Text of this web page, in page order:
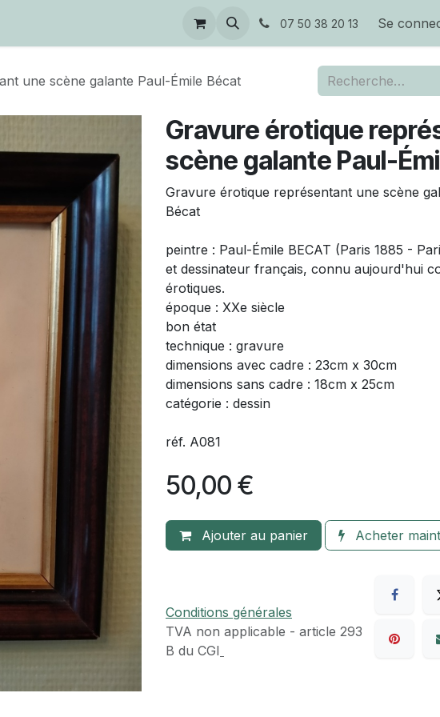
07 50 38 20 13 Se
une scène galante Paul-Émile Bécat
Gravure érotique
scène galante Paul-
Gravure érotique représentant une scène
Bécat
peintre : Paul-Émile BECAT (Paris 1885 -
et dessinateur français, connu aujourd'hui
érotiques.
époque : XXe siècle
bon état
technique : gravure
dimensions avec cadre : 23cm x 30cm
dimensions sans cadre : 18cm x 25cm
catégorie : dessin
réf. A081
50,00 €
Ajouter au panier Acheter
Conditions générales
TVA​ non applicable - article 293
B du CGI